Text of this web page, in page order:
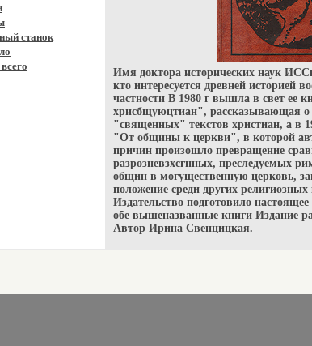
станок
Имя доктора исторических наук
кто интересуется древней историей
частности В 1980 г вышла в свет ее
хрисбщуюцтиан", рассказывающая о
"священных" текстов христиан, а в
"От общины к церкви", в которой
причин произошло превращение
разрозневзхсгнных, преследуемых
общин в могущественную церковь,
положение среди других
Издательство подготовило
обе вышеназванные книги Издание
Автор Ирина Свенцицкая.